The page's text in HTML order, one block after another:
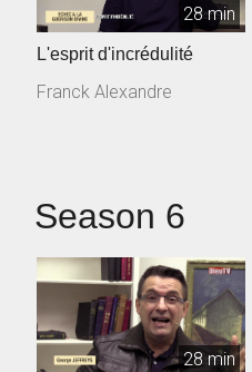
28 min
L'esprit d'incrédulité
Franck Alexandre
Season 6
28 min